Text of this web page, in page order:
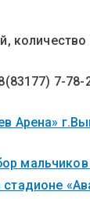
количество
7-78-
Арена»